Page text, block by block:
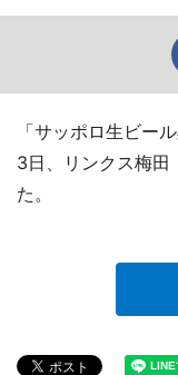
「サッポロ生ビー
3日、リンクス梅田
た。